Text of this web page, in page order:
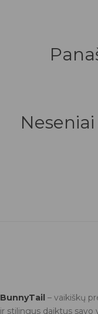
BunnyTail – vaikiškų
ir stilingus daiktus savo